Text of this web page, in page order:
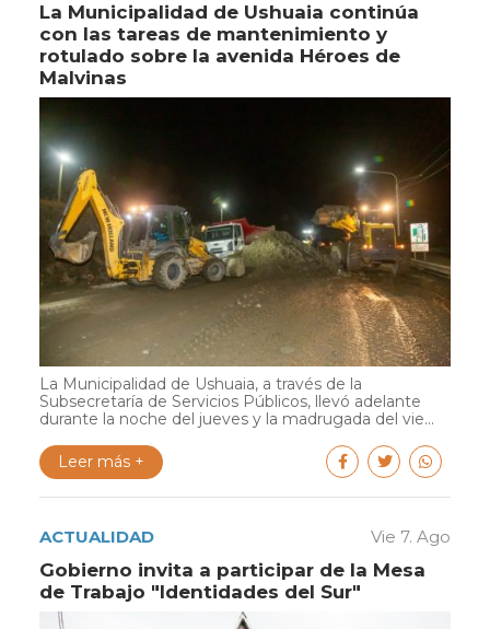
La Municipalidad de Ushuaia continúa
con las tareas de mantenimiento y
rotulado sobre la avenida Héroes de
Malvinas
La Municipalidad de Ushuaia, a través de la
Subsecretaría de Servicios Públicos, llevó adelante
durante la noche del jueves y la madrugada del vie...
Leer más +
ACTUALIDAD Vie 7. Ago
Gobierno invita a participar de la Mesa
de Trabajo "Identidades del Sur"